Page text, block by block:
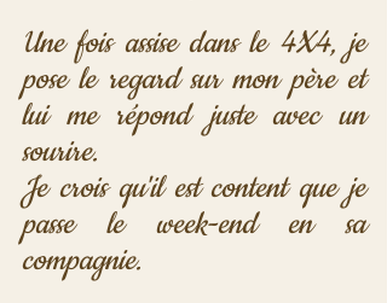
Une fois assise dans le 4X4, je
pose le regard sur mon père et
lui me répond juste avec un
sourire.
Je crois qu'il est content que je
passe le week-end en sa
compagnie.